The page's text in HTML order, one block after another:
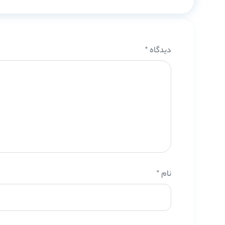
دیدگاه *
نام *